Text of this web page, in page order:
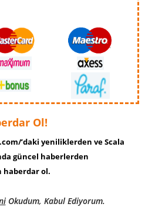
Ol!
’daki yeniliklerden ve Scala
güncel haberlerden
haberdar ol.
Okudum, Kabul Ediyorum.